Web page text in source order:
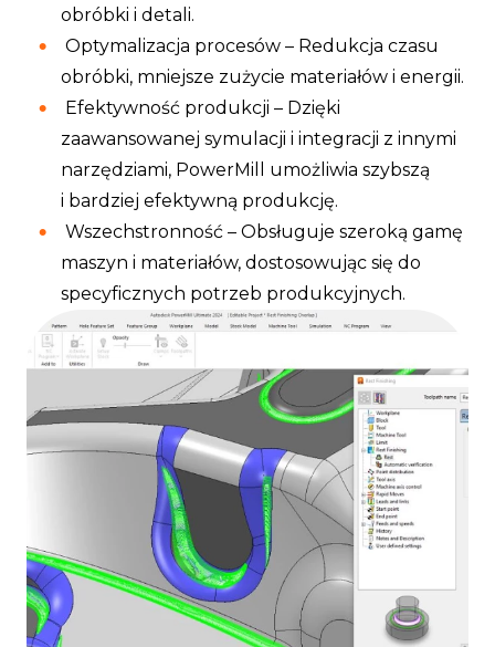
obróbki i detali.
Optymalizacja procesów – Redukcja czasu
obróbki, mniejsze zużycie materiałów i energii.
Efektywność produkcji – Dzięki
zaawansowanej symulacji i integracji z innymi
narzędziami, PowerMill umożliwia szybszą
i bardziej efektywną produkcję.
Wszechstronność – Obsługuje szeroką gamę
maszyn i materiałów, dostosowując się do
specyficznych potrzeb produkcyjnych.